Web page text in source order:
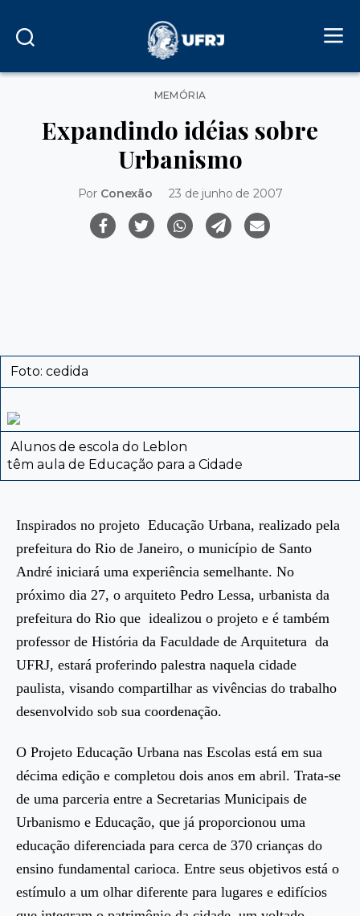
Categorias
MEMÓRIA
Expandindo idéias sobre
Urbanismo
Por Conexão 23 de junho de 2007
Foto: cedida
Alunos de escola do Leblon
têm aula de Educação para a Cidade
Inspirados no projeto Educação Urbana, realizado pela
prefeitura do Rio de Janeiro, o município de Santo
André iniciará uma experiência semelhante. No
próximo dia 27, o arquiteto Pedro Lessa, urbanista da
prefeitura do Rio que idealizou o projeto e é também
professor de História da Faculdade de Arquitetura da
UFRJ, estará proferindo palestra naquela cidade
paulista, visando compartilhar as vivências do trabalho
desenvolvido sob sua coordenação.
O Projeto Educação Urbana nas Escolas está em sua
décima edição e completou dois anos em abril. Trata-se
de uma parceria entre a Secretarias Municipais de
Urbanismo e Educação, que já proporcionou uma
educação diferenciada para cerca de 370 crianças do
ensino fundamental carioca. Entre seus objetivos está o
estímulo a um olhar diferente para lugares e edifícios